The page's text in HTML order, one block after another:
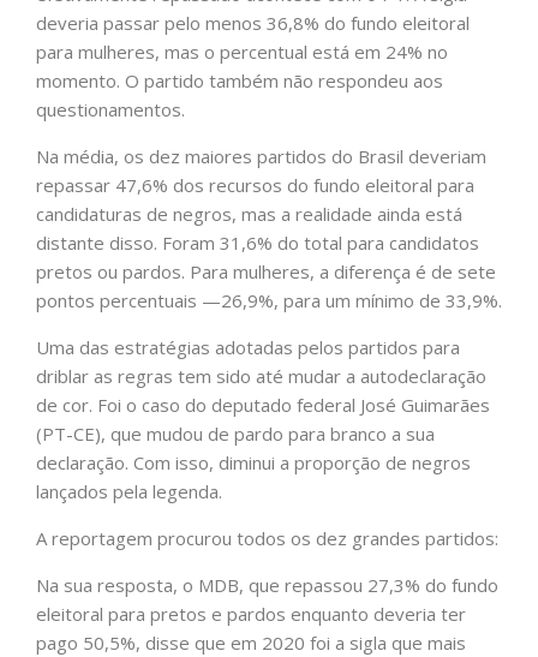
deveria passar pelo menos 36,8% do fundo eleitoral
para mulheres, mas o percentual está em 24% no
momento. O partido também não respondeu aos
questionamentos.
Na média, os dez maiores partidos do Brasil deveriam
repassar 47,6% dos recursos do fundo eleitoral para
candidaturas de negros, mas a realidade ainda está
distante disso. Foram 31,6% do total para candidatos
pretos ou pardos. Para mulheres, a diferença é de sete
pontos percentuais —26,9%, para um mínimo de 33,9%.
Uma das estratégias adotadas pelos partidos para
driblar as regras tem sido até mudar a autodeclaração
de cor. Foi o caso do deputado federal José Guimarães
(PT-CE), que mudou de pardo para branco a sua
declaração. Com isso, diminui a proporção de negros
lançados pela legenda.
A reportagem procurou todos os dez grandes partidos:
Na sua resposta, o MDB, que repassou 27,3% do fundo
eleitoral para pretos e pardos enquanto deveria ter
pago 50,5%, disse que em 2020 foi a sigla que mais